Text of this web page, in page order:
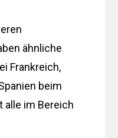
ähnliche
Frankreich,
beim
alle im Bereich